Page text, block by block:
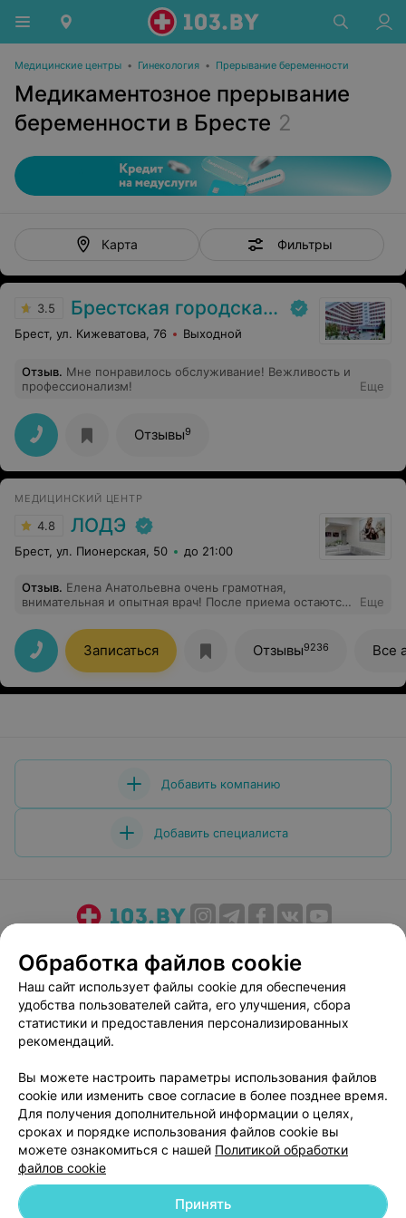
Медицинские центры • Гинекология • Прерывание беременности
Медикаментозное прерывание
беременности в Бресте 2
Карта Фильтры
3.5 Брестская городская больница № 1
Брест, ул. Кижеватова, 76 Выходной
Отзыв. Мне понравилось обслуживание! Вежливость и
профессионализм!
Еще
Отзывы9
МЕДИЦИНСКИЙ ЦЕНТР
4.8 ЛОДЭ
Брест, ул. Пионерская, 50 до 21:00
Отзыв. Елена Анатольевна очень грамотная,
внимательная и опытная врач! После приема остаются
Еще
Записаться Отзывы9236 Все
Добавить компанию
Добавить специалиста
Медицинский маркетинг
Публичный договор
Пользовательское соглашение
Способы оплаты
Вакансии
Партнеры
Написать руководителю 103.by
Персональные настройки cookie
Обработка персональных данных
Обработка файлов cookie
Наш сайт использует файлы cookie для обеспечения
удобства пользователей сайта, его улучшения, сбора
статистики и предоставления персонализированных
рекомендаций.
Вы можете настроить параметры использования файлов
cookie или изменить свое согласие в более позднее время.
Для получения дополнительной информации о целях,
сроках и порядке использования файлов cookie вы
можете ознакомиться с нашей Политикой обработки
файлов cookie
Принять